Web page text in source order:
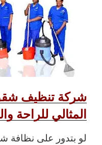
شركة تنظيف
المثالي للراحة
لو بتدور على